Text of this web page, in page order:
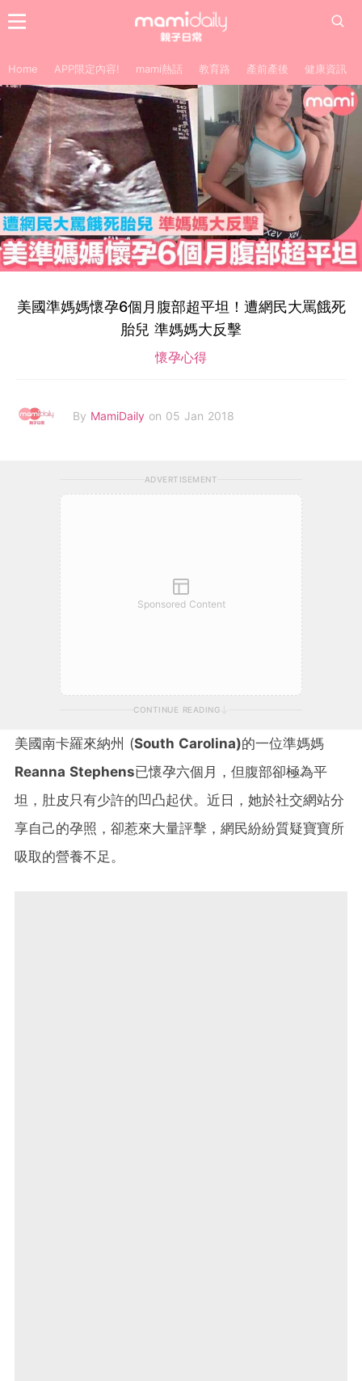
Home APP限定內容! mami熱話 教育路 產前產後 健康資訊
美國準媽媽懷孕6個月腹部超平坦！遭網民大罵餓死
胎兒 準媽媽大反擊
懷孕心得
By MamiDaily on 05 Jan 2018
ADVERTISEMENT
Sponsored Content
CONTINUE READING
美國南卡羅來納州 (South Carolina)的一位準媽媽
Reanna Stephens已懷孕六個月，但腹部卻極為平
坦，肚皮只有少許的凹凸起伏。近日，她於社交網站分
享自己的孕照，卻惹來大量評擊，網民紛紛質疑寶寶所
吸取的營養不足。